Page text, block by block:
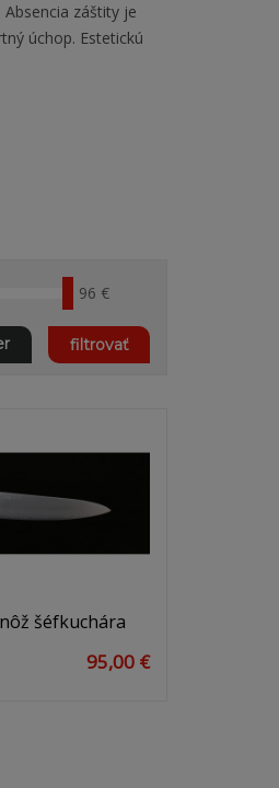
záštity je
úchop. Estetickú
96 €
filtrovať
šéfkuchára
95,00 €